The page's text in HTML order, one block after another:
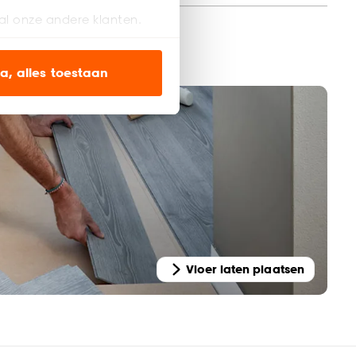
onze andere klanten.
om alleen de
wel of niet te
cookieverklaring .
alles toestaan
Vloer laten plaatsen